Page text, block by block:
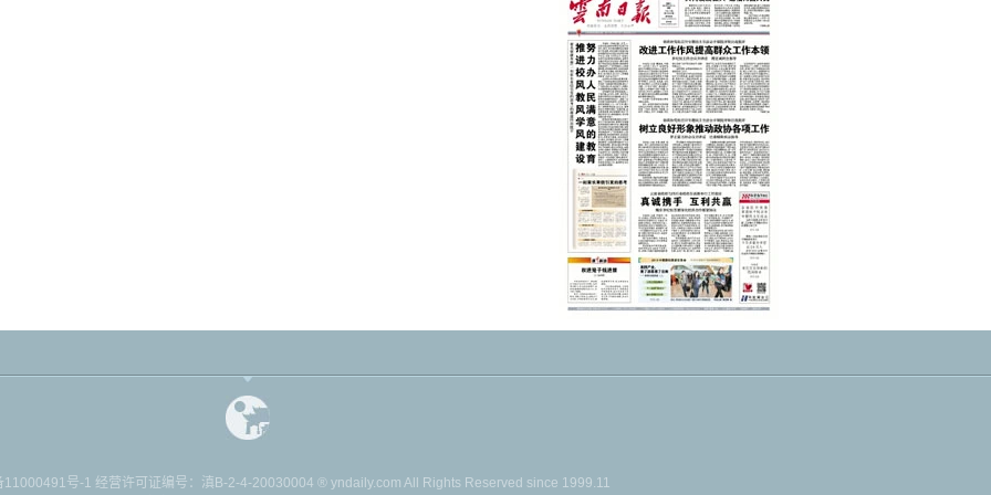
11000491号-1 经营许可证编号：滇B-2-4-20030004 ® yndaily.com All Rights Reserved since 1999.11